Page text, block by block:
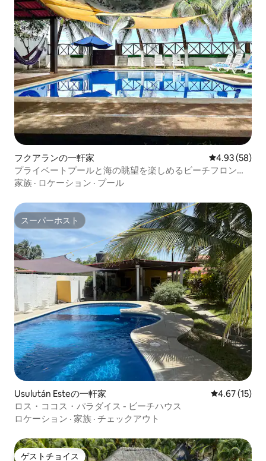
フクアランの一軒家 レビュー58
4.93 (58)
プライベートプールと海の眺望を楽しめるビーチフロント
の一軒家
家族 · ロケーション · プール
スーパーホスト
スーパーホスト
Usulután Esteの一軒家 レビュー15
4.67 (15)
ロス・ココス・パラダイス - ビーチハウス
ロケーション · 家族 · チェックアウト
ゲストチョイス